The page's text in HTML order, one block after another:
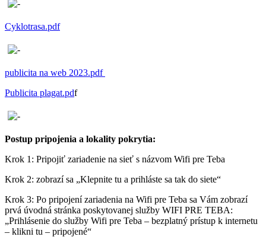
Cyklotrasa.pdf
publicita na web 2023.pdf
Publicita plagat.pdf
Postup pripojenia a lokality pokrytia:
Krok 1: Pripojiť zariadenie na sieť s názvom Wifi pre Teba
Krok 2: zobrazí sa „Klepnite tu a prihláste sa tak do siete“
Krok 3: Po pripojení zariadenia na Wifi pre Teba sa Vám zobrazí
prvá úvodná stránka poskytovanej služby WIFI PRE TEBA:
„Prihlásenie do služby Wifi pre Teba – bezplatný prístup k internetu
– klikni tu – pripojené“